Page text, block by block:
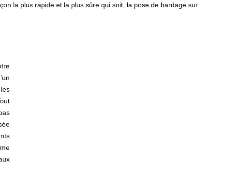
la plus rapide et la plus sûre qui soit, la pose de bardage sur